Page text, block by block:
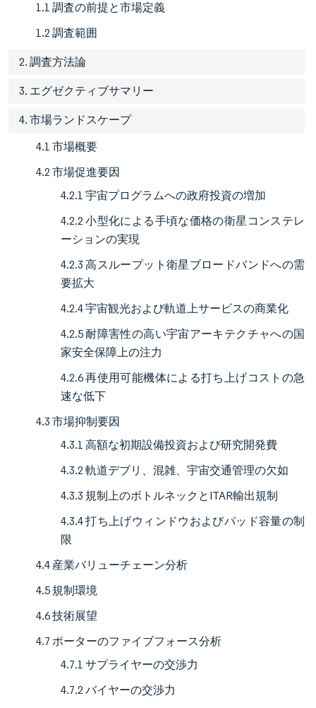
1.1 調査の前提と市場定義
1.2 調査範囲
2. 調査方法論
3. エグゼクティブサマリー
4. 市場ランドスケープ
4.1 市場概要
4.2 市場促進要因
4.2.1 宇宙プログラムへの政府投資の増加
4.2.2 小型化による手頃な価格の衛星コンステレ
ーションの実現
4.2.3 高スループット衛星ブロードバンドへの需
要拡大
4.2.4 宇宙観光および軌道上サービスの商業化
4.2.5 耐障害性の高い宇宙アーキテクチャへの国
家安全保障上の注力
4.2.6 再使用可能機体による打ち上げコストの急
速な低下
4.3 市場抑制要因
4.3.1 高額な初期設備投資および研究開発費
4.3.2 軌道デブリ、混雑、宇宙交通管理の欠如
4.3.3 規制上のボトルネックとITAR輸出規制
4.3.4 打ち上げウィンドウおよびパッド容量の制
限
4.4 産業バリューチェーン分析
4.5 規制環境
4.6 技術展望
4.7 ポーターのファイブフォース分析
4.7.1 サプライヤーの交渉力
4.7.2 バイヤーの交渉力